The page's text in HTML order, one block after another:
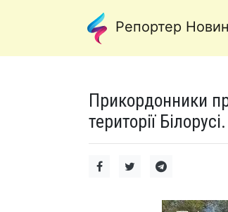
Репортер Новин
Прикордонники
території Білорусі.